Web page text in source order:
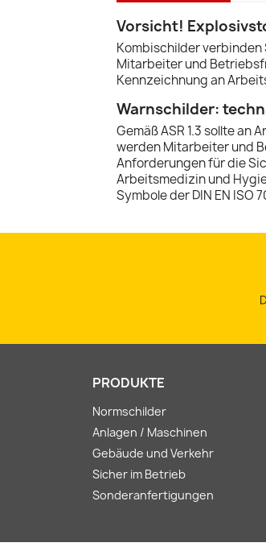
Vorsicht!
Kombischilder
Mitarbeiter und
Kennzeichnung an
Warnschilder:
Gemäß ASR 1.3 sollte
werden Mitarbeiter und
Anforderungen für die
Arbeitsmedizin und
Symbole der DIN EN ISO
PRODUKTE
Normschilder
Anlagen / Maschinen
Gebäude und Verkehr
Sicher im Betrieb
Sonderanfertigungen